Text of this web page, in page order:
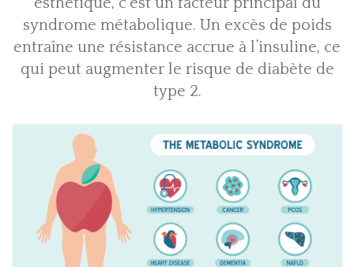
syndrome métabolique. Un excès de poids
entraîne une résistance accrue à l’insuline, ce
qui peut augmenter le risque de diabète de
type 2.